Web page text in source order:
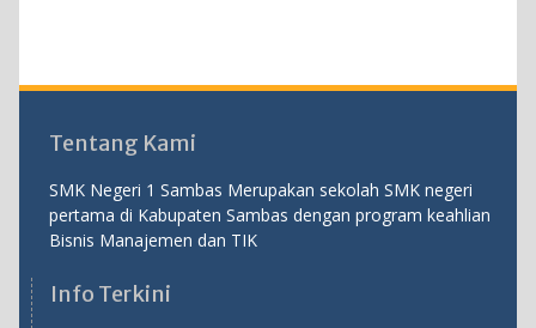
Tentang Kami
SMK Negeri 1 Sambas Merupakan sekolah SMK negeri
pertama di Kabupaten Sambas dengan program keahlian
Bisnis Manajemen dan TIK
Info Terkini